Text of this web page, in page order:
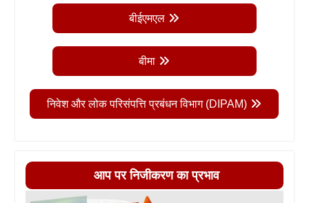
बीईएमएल
बीमा
निवेश और लोक परिसंपत्ति प्रबंधन विभाग (DIPAM)
आप पर निजीकरण का प्रभाव